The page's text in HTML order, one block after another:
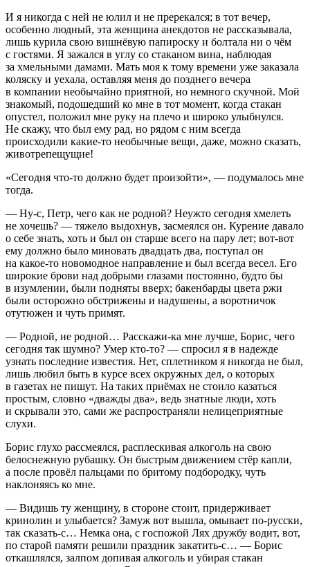
И я никогда с ней не юлил и не пререкался; в тот вечер,
особенно людный, эта женщина анекдотов не рассказывала,
лишь курила свою вишнёвую папироску и болтала ни о чём
с гостями. Я зажался в углу со стаканом вина, наблюдая
за хмельными дамами. Мать моя к тому времени уже заказала
коляску и уехала, оставляя меня до позднего вечера
в компании необычайно приятной, но немного скучной. Мой
знакомый, подошедший ко мне в тот момент, когда стакан
опустел, положил мне руку на плечо и широко улыбнулся.
Не скажу, что был ему рад, но рядом с ним всегда
происходили какие-то необычные вещи, даже, можно сказать,
животрепещущие!
«Сегодня что-то должно будет произойти», — подумалось мне
тогда.
— Ну-с, Петр, чего как не родной? Неужто сегодня хмелеть
не хочешь? — тяжело выдохнув, засмеялся он. Курение давало
о себе знать, хоть и был он старше всего на пару лет; вот-вот
ему должно было миновать двадцать два, поступал он
на какое-то новомодное направление и был всегда весел. Его
широкие брови над добрыми глазами постоянно, будто бы
в изумлении, были подняты вверх; бакенбарды цвета ржи
были осторожно обстрижены и надушены, а воротничок
отутюжен и чуть примят.
— Родной, не родной… Расскажи-ка мне лучше, Борис, чего
сегодня так шумно? Умер кто-то? — спросил я в надежде
узнать последние известия. Нет, сплетником я никогда не был,
лишь любил быть в курсе всех окружных дел, о которых
в газетах не пишут. На таких приёмах не стоило казаться
простым, словно «дважды два», ведь знатные люди, хоть
и скрывали это, сами же распространяли нелицеприятные
слухи.
Борис глухо рассмеялся, расплескивая алкоголь на свою
белоснежную рубашку. Он быстрым движением стёр капли,
а после провёл пальцами по бритому подбородку, чуть
наклоняясь ко мне.
— Видишь ту женщину, в стороне стоит, придерживает
кринолин и улыбается? Замуж вот вышла, омывает по-русски,
так сказать-с… Немка она, с госпожой Лях дружбу водит, вот,
по старой памяти решили праздник закатить-с… — Борис
откашлялся, залпом допивая алкоголь и убирая стакан